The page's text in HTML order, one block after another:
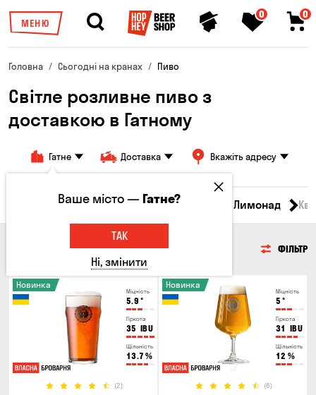
МЕНЮ
0 0
Головна Сьогодні на кранах Пиво
Світле розливне пиво з
доставкою в Гатному
Гатне Доставка Вкажіть адресу
Всі товари Пиво Сидр Лимонад
ФІЛЬТР
Міцність
5.9 °
Гіркота
35 IBU
Щільність
13.7 %
(2)
Новинка
Міцність
5 °
Гіркота
31 IBU
Щільність
12 %
(6)
Новинка
Ваше місто —Гатне?
ТАК
Ні, змінити